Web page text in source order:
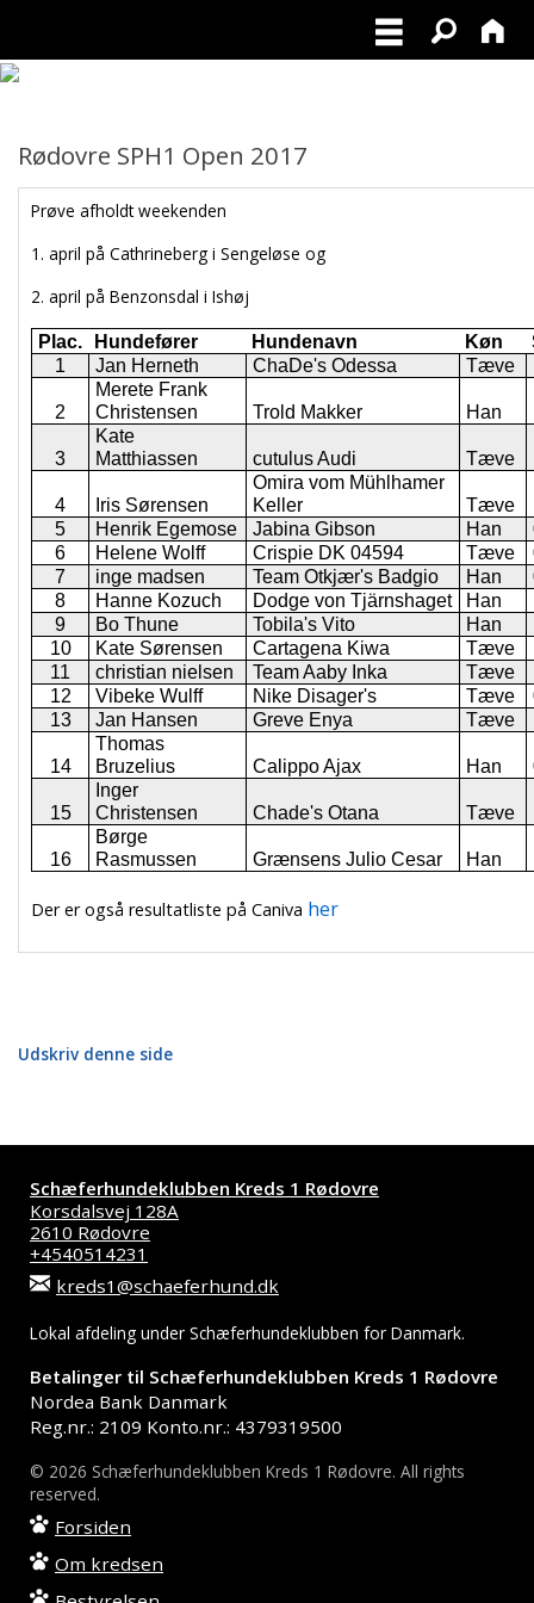
Rødovre SPH1 Open 2017
Prøve afholdt weekenden
1. april på Cathrineberg i Sengeløse og
2. april på Benzonsdal i Ishøj
Plac. Hundefører Hundenavn Køn
1
Jan Herneth ChaDe's Odessa Tæve
2
Merete Frank
Christensen
Trold Makker Han
3
Kate
Matthiassen
cutulus Audi Tæve
4 Iris Sørensen
Omira vom Mühlhamer
Keller
Tæve
5
Henrik Egemose Jabina Gibson Han
6
Helene Wolff Crispie DK 04594 Tæve
7
inge madsen Team Otkjær's Badgio Han
8
Hanne Kozuch Dodge von Tjärnshaget Han
9
Bo Thune Tobila's Vito Han
10
Kate Sørensen Cartagena Kiwa Tæve
11
christian nielsen Team Aaby Inka Tæve
12
Vibeke Wulff Nike Disager's Tæve
13
Jan Hansen Greve Enya Tæve
14
Thomas
Bruzelius
Calippo Ajax Han
15
Inger
Christensen
Chade's Otana Tæve
16
Børge
Rasmussen
Grænsens Julio Cesar Han
Der er også resultatliste på Caniva her
Udskriv denne side
Schæferhundeklubben Kreds 1 Rødovre
Korsdalsvej 128A
2610 Rødovre
+4540514231
kreds1@schaeferhund.dk
Lokal afdeling under Schæferhundeklubben for Danmark.
Betalinger til Schæferhundeklubben Kreds 1 Rødovre
Nordea Bank Danmark
Reg.nr.: 2109 Konto.nr.: 4379319500
© 2026 Schæferhundeklubben Kreds 1 Rødovre. All rights
reserved.
Forsiden
Om kredsen